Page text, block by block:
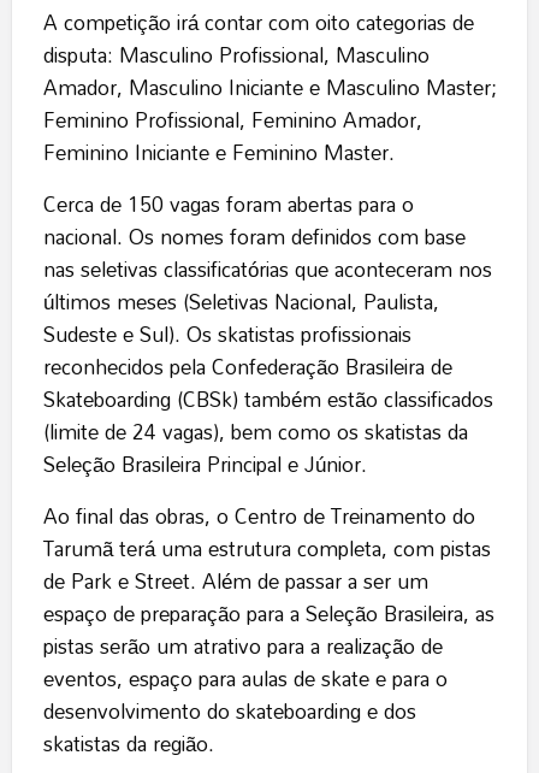
A competição irá contar com oito categorias de
disputa: Masculino Profissional, Masculino
Amador, Masculino Iniciante e Masculino Master;
Feminino Profissional, Feminino Amador,
Feminino Iniciante e Feminino Master.
Cerca de 150 vagas foram abertas para o
nacional. Os nomes foram definidos com base
nas seletivas classificatórias que aconteceram nos
últimos meses (Seletivas Nacional, Paulista,
Sudeste e Sul). Os skatistas profissionais
reconhecidos pela Confederação Brasileira de
Skateboarding (CBSk) também estão classificados
(limite de 24 vagas), bem como os skatistas da
Seleção Brasileira Principal e Júnior.
Ao final das obras, o Centro de Treinamento do
Tarumã terá uma estrutura completa, com pistas
de Park e Street. Além de passar a ser um
espaço de preparação para a Seleção Brasileira, as
pistas serão um atrativo para a realização de
eventos, espaço para aulas de skate e para o
desenvolvimento do skateboarding e dos
skatistas da região.